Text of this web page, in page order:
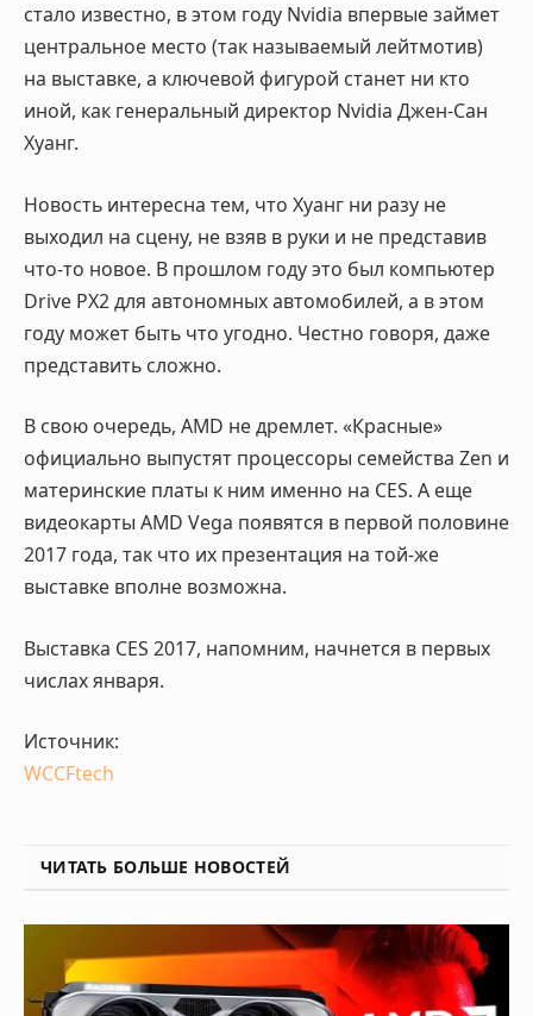
стало известно, в этом году Nvidia впервые займет
центральное место (так называемый лейтмотив)
на выставке, а ключевой фигурой станет ни кто
иной, как генеральный директор Nvidia Джен-Сан
Хуанг.
Новость интересна тем, что Хуанг ни разу не
выходил на сцену, не взяв в руки и не представив
что-то новое. В прошлом году это был компьютер
Drive PX2 для автономных автомобилей, а в этом
году может быть что угодно. Честно говоря, даже
представить сложно.
В свою очередь, AMD не дремлет. «Красные»
официально выпустят процессоры семейства Zen и
материнские платы к ним именно на CES. А еще
видеокарты AMD Vega появятся в первой половине
2017 года, так что их презентация на той-же
выставке вполне возможна.
Выставка CES 2017, напомним, начнется в первых
числах января.
Источник:
WCCFtech
ЧИТАТЬ БОЛЬШЕ НОВОСТЕЙ